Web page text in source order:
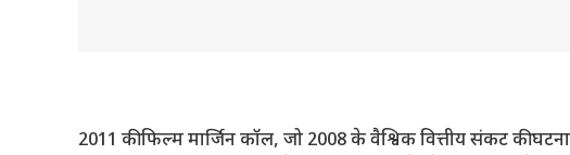
2011 की फिल्म मार्जिन कॉल, जो 2008 के वैश्विक वित्तीय संकट की